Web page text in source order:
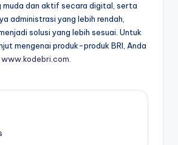
muda dan aktif secara digital, serta
administrasi yang lebih rendah,
solusi yang lebih sesuai. Untuk
mengenai produk-produk BRI, Anda
www.kodebri.com.